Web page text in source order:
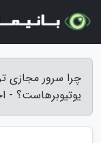
چرا سرور مجازی
یوتیوبرهاست؟ -